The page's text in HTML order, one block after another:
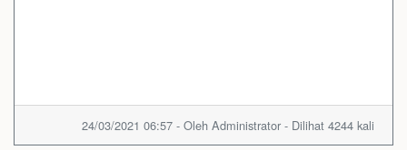
24/03/2021 06:57 - Oleh Administrator - Dilihat 4244 kali